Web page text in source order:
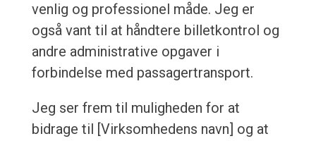
venlig og professionel måde. Jeg er
også vant til at håndtere billetkontrol og
andre administrative opgaver i
forbindelse med passagertransport.
Jeg ser frem til muligheden for at
bidrage til [Virksomhedens navn] og at